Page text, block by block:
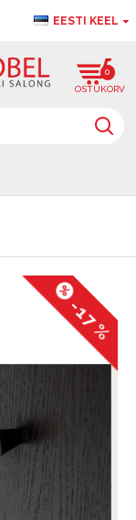
EESTI KEEL
0
-17 %